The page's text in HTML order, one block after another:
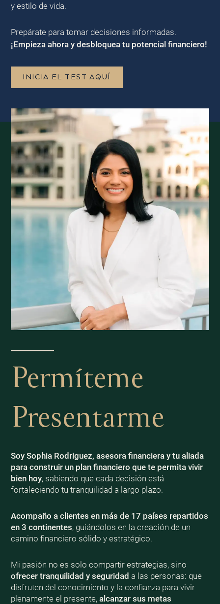
y estilo de vida.
Prepárate para tomar decisiones informadas.
¡Empieza ahora y desbloquea tu potencial financiero!
INICIA EL TEST AQUÍ
Permíteme
Presentarme
Soy Sophia Rodriguez, asesora financiera y tu aliada
para construir un plan financiero que te permita vivir
bien hoy, sabiendo que cada decisión está
fortaleciendo tu tranquilidad a largo plazo.
Acompaño a clientes en más de 17 países repartidos
en 3 continentes, guiándolos en la creación de un
camino financiero sólido y estratégico.
Mi pasión no es solo compartir estrategias, sino
ofrecer tranquilidad y seguridad a las personas: que
disfruten del conocimiento y la confianza para vivir
plenamente el presente, alcanzar sus metas